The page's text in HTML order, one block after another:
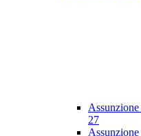
27